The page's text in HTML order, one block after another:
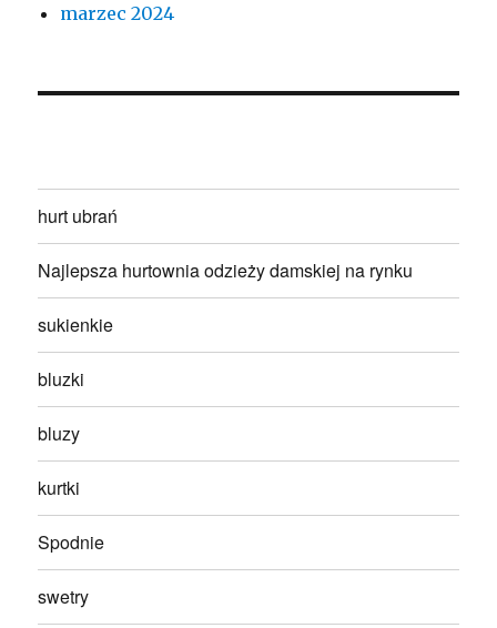
marzec 2024
hurt ubrań
Najlepsza hurtownia odzieży damskiej na rynku
sukienkie
bluzki
bluzy
kurtki
Spodnie
swetry